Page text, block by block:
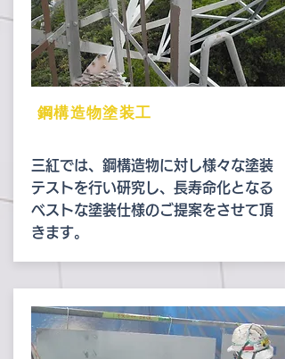
鋼構造物塗装工
三紅では、鋼構造物に対し様々な塗装
テストを行い研究し、長寿命化となる
ベストな塗装仕様のご提案をさせて頂
きます。